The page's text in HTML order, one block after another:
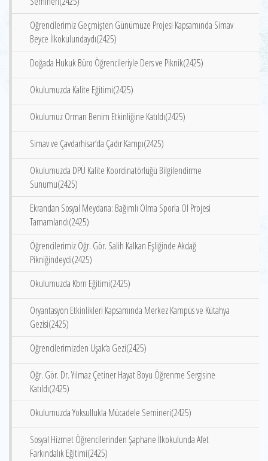
Öğrencilerimiz Geçmişten Günümüze Projesi Kapsamında Simav
Beyce İlkokulundaydı(2425)
Doğada Hukuk Büro Öğrencileriyle Ders ve Piknik(2425)
Okulumuzda Kalite Eğitimi(2425)
Okulumuz Orman Benim Etkinliğine Katıldı(2425)
Simav ve Çavdarhisar‘da Çadır Kampı(2425)
Okulumuzda DPÜ Kalite Koordinatörlüğü Bilgilendirme
Sunumu(2425)
Ekrandan Sosyal Meydana: Bağımlı Olma Sporla Ol Projesi
Tamamlandı(2425)
Öğrencilerimiz Öğr. Gör. Salih Kalkan Eşliğinde Akdağ
Pikniğindeydi(2425)
Okulumuzda Kbrn Eğitimi(2425)
Oryantasyon Etkinlikleri Kapsamında Merkez Kampüs ve Kütahya
Gezisi(2425)
Öğrencilerimizden Uşak‘a Gezi(2425)
Öğr. Gör. Dr. Yılmaz Çetiner Hayat Boyu Öğrenme Sergisine
Katıldı(2425)
Okulumuzda Yoksullukla Mücadele Semineri(2425)
Sosyal Hizmet Öğrencilerinden Şaphane İlkokulunda Afet
Farkındalık Eğitimi(2425)